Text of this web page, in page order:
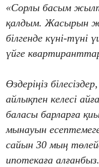
«Сорлы басым
қалдым. Жасырын
білгенде күні-
үйге
Өздеріңіз
айлықпен келесі
баласы барларға
мынауын
сайын 30 мың
ипотекаға